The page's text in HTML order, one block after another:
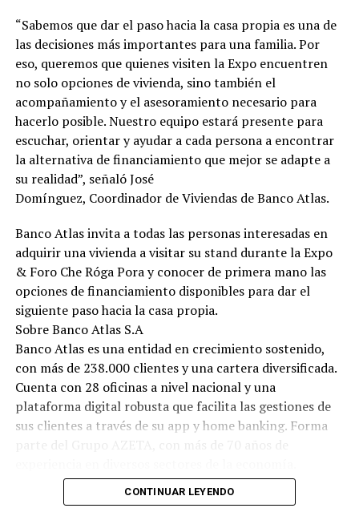
“Sabemos que dar el paso hacia la casa propia es una de
las decisiones más importantes para una familia. Por
eso, queremos que quienes visiten la Expo encuentren
no solo opciones de vivienda, sino también el
acompañamiento y el asesoramiento necesario para
hacerlo posible. Nuestro equipo estará presente para
escuchar, orientar y ayudar a cada persona a encontrar
la alternativa de financiamiento que mejor se adapte a
su realidad”, señaló José
Domínguez, Coordinador de Viviendas de Banco Atlas.
Banco Atlas invita a todas las personas interesadas en
adquirir una vivienda a visitar su stand durante la Expo
& Foro Che Róga Pora y conocer de primera mano las
opciones de financiamiento disponibles para dar el
siguiente paso hacia la casa propia.
Sobre Banco Atlas S.A
Banco Atlas es una entidad en crecimiento sostenido,
con más de 238.000 clientes y una cartera diversificada.
Cuenta con 28 oficinas a nivel nacional y una
plataforma digital robusta que facilita las gestiones de
sus clientes a través de su app y home banking. Forma
CONTINUAR LEYENDO